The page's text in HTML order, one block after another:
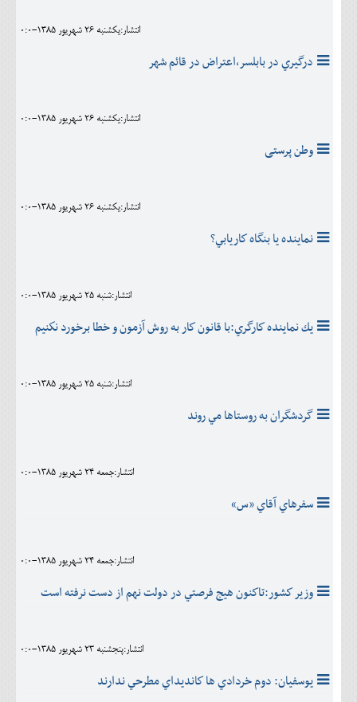
انتشار:يکشنبه 26 شهريور 1385-0:0
درگيري در بابلسر،اعتراض در قائم شهر
انتشار:يکشنبه 26 شهريور 1385-0:0
وطن پرستی
انتشار:يکشنبه 26 شهريور 1385-0:0
نماينده يا بنگاه كاريابي؟
انتشار:شنبه 25 شهريور 1385-0:0
يك نماينده كارگري:با قانون كار به روش آزمون و خطا برخورد نكنيم
انتشار:شنبه 25 شهريور 1385-0:0
گردشگران به روستاها مي روند
انتشار:جمعه 24 شهريور 1385-0:0
سفرهاي آقاي «س»
انتشار:جمعه 24 شهريور 1385-0:0
وزير كشور:تاكنون هيج فرصتي در دولت نهم از دست نرفته است
انتشار:پنجشنبه 23 شهريور 1385-0:0
يوسفيان: دوم خردادي ها كانديداي مطرحي ندارند